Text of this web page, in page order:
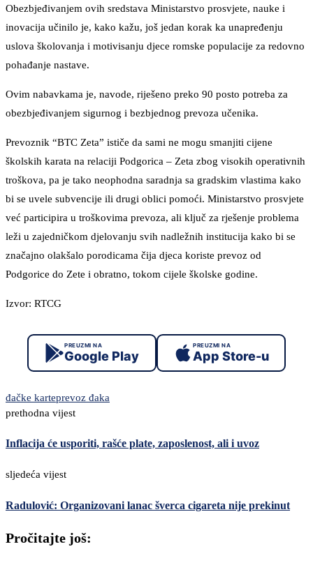
Obezbjeđivanjem ovih sredstava Ministarstvo prosvjete, nauke i
inovacija učinilo je, kako kažu, još jedan korak ka unapređenju
uslova školovanja i motivisanju djece romske populacije za redovno
pohađanje nastave.
Ovim nabavkama je, navode, riješeno preko 90 posto potreba za
obezbjeđivanjem sigurnog i bezbjednog prevoza učenika.
Prevoznik “BTC Zeta” ističe da sami ne mogu smanjiti cijene
školskih karata na relaciji Podgorica – Zeta zbog visokih operativnih
troškova, pa je tako neophodna saradnja sa gradskim vlastima kako
bi se uvele subvencije ili drugi oblici pomoći. Ministarstvo prosvjete
već participira u troškovima prevoza, ali ključ za rješenje problema
leži u zajedničkom djelovanju svih nadležnih institucija kako bi se
značajno olakšalo porodicama čija djeca koriste prevoz od
Podgorice do Zete i obratno, tokom cijele školske godine.
Izvor: RTCG
PREUZMI NA
Google Play
PREUZMI NA
App Store-u
đačke karteprevoz đaka
prethodna vijest
Inflacija će usporiti, rašće plate, zaposlenost, ali i uvoz
sljedeća vijest
Radulović: Organizovani lanac šverca cigareta nije prekinut
Pročitajte još: